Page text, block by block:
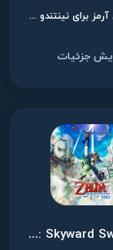
دانلود بازی آرمز برای نینتندو سوییچ
جزئیات
The Legend of Zelda: Skyward Sword HD